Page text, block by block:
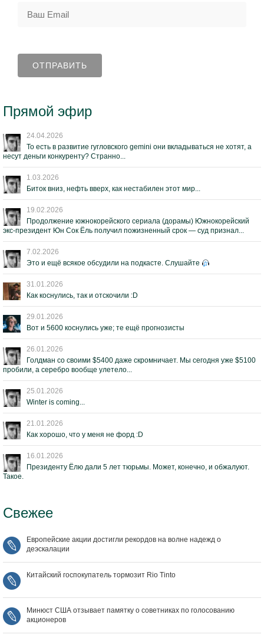
Прямой эфир
24.04.2026
То есть в развитие гугловского gemini они вкладываться не хотят, а
несут деньги конкуренту? Странно...
1.03.2026
Биток вниз, нефть вверх, как нестабилен этот мир...
19.02.2026
Продолжение южнокорейского сериала (дорамы) Южнокорейский
экс-президент Юн Сок Ёль получил пожизненный срок — суд признал...
7.02.2026
Это и ещё всякое обсудили на подкасте. Слушайте
31.01.2026
Как коснулись, так и отскочили :D
29.01.2026
Вот и 5600 коснулись уже; те ещё прогнозисты
26.01.2026
Голдман со своими $5400 даже скромничает. Мы сегодня уже $5100
пробили, а серебро вообще улетело...
25.01.2026
Winter is coming...
21.01.2026
Как хорошо, что у меня не форд :D
16.01.2026
Президенту Ёлю дали 5 лет тюрьмы. Может, конечно, и обжалуют.
Такое.
Свежее
Европейские акции достигли рекордов на волне надежд о
деэскалации
Китайский госпокупатель тормозит Rio Tinto
Минюст США отзывает памятку о советниках по голосованию
акционеров